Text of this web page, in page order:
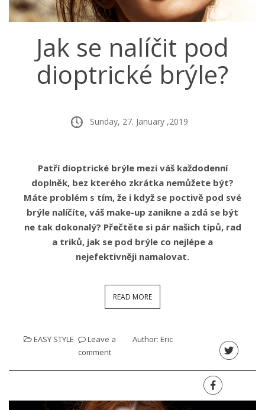
Jak se nalíčit pod
dioptrické brýle?
Sunday, 27. January ,2019
Patří dioptrické brýle mezi váš každodenní
doplněk, bez kterého zkrátka nemůžete být?
Máte problém s tím, že i když se poctivě pod své
brýle nalíčíte, váš make-up zanikne a zdá se být
ne tak dokonalý? Přečtěte si pár našich tipů, rad
a triků, jak se pod brýle co nejlépe a
nejefektivněji namalovat.
READ MORE
EASY STYLE
Leave a
comment
Author: Eric